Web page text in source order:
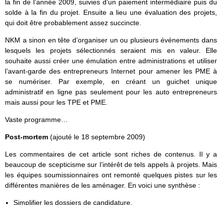
la fin de l’année 2009, suivies d’un paiement intermédiaire puis du
solde à la fin du projet. Ensuite a lieu une évaluation des projets,
qui doit être probablement assez succincte.
NKM a sinon en tête d’organiser un ou plusieurs événements dans
lesquels les projets sélectionnés seraient mis en valeur. Elle
souhaite aussi créer une émulation entre administrations et utiliser
l’avant-garde des entrepreneurs Internet pour amener les PME à
se numériser. Par exemple, en créant un guichet unique
administratif en ligne pas seulement pour les auto entrepreneurs
mais aussi pour les TPE et PME.
Vaste programme…
Post-mortem (ajouté le 18 septembre 2009)
Les commentaires de cet article sont riches de contenus. Il y a
beaucoup de scepticisme sur l’intérêt de tels appels à projets. Mais
les équipes soumissionnaires ont remonté quelques pistes sur les
différentes manières de les aménager. En voici une synthèse :
Simplifier les dossiers de candidature.